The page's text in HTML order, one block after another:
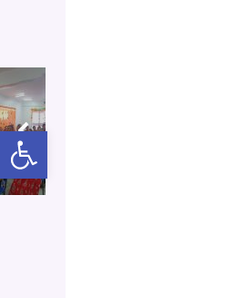
Abrir a barra de ferramentas